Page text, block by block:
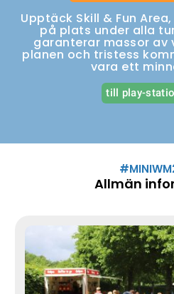
Upptäck Skill & Fun
på plats under alla
garanterar massor
planen och tristess
vara ett
till play-
Allmän